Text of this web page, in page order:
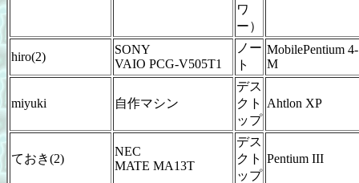
ワ
ー）
hiro(2)
SONY
VAIO PCG-V505T1
ノー
ト
MobilePentium 4-
M
miyuki 自作マシン
デス
クト
ップ
Ahtlon XP
ておき(2)
NEC
MATE MA13T
デス
クト
ップ
Pentium III